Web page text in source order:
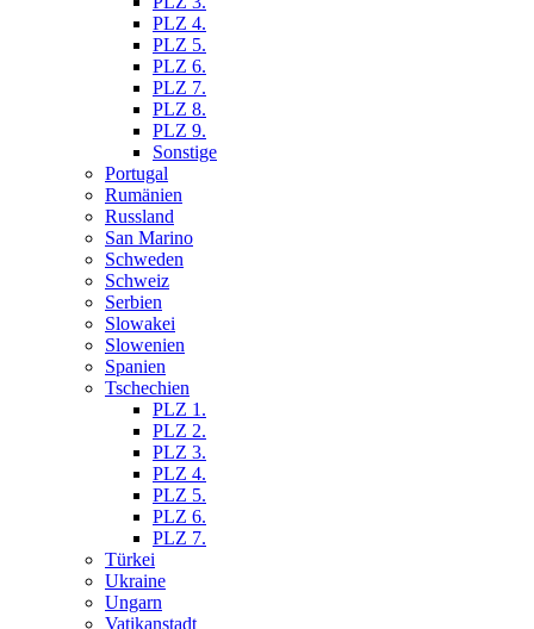
PLZ 4.
PLZ 5.
PLZ 6.
PLZ 7.
PLZ 8.
PLZ 9.
Sonstige
Portugal
Rumänien
Russland
San Marino
Schweden
Schweiz
Serbien
Slowakei
Slowenien
Spanien
Tschechien
PLZ 1.
PLZ 2.
PLZ 3.
PLZ 4.
PLZ 5.
PLZ 6.
PLZ 7.
Türkei
Ukraine
Ungarn
Vatikanstadt